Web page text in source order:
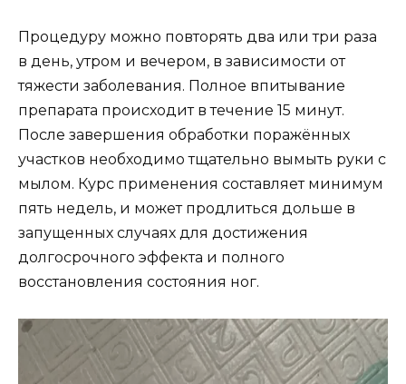
Процедуру можно повторять два или три раза
в день, утром и вечером, в зависимости от
тяжести заболевания. Полное впитывание
препарата происходит в течение 15 минут.
После завершения обработки поражённых
участков необходимо тщательно вымыть руки с
мылом. Курс применения составляет минимум
пять недель, и может продлиться дольше в
запущенных случаях для достижения
долгосрочного эффекта и полного
восстановления состояния ног.